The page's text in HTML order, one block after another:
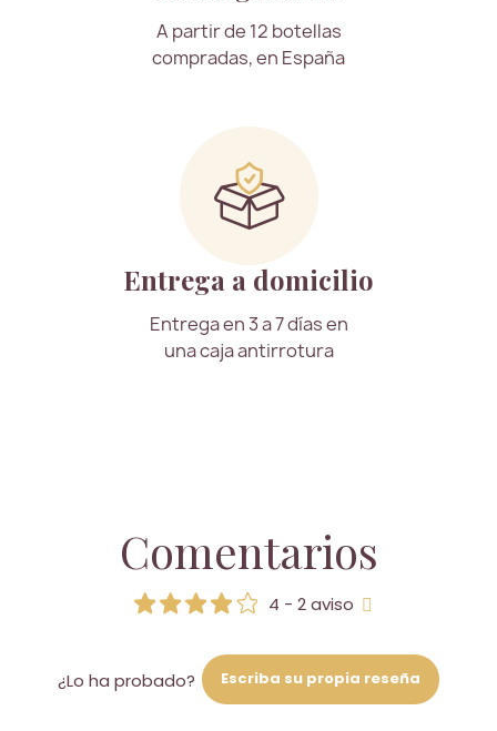
A partir de 12 botellas
compradas, en España
Entrega a domicilio
Entrega en 3 a 7 días en
una caja antirrotura
Comentarios
4 - 2 aviso
¿Lo ha probado? Escriba su propia reseña